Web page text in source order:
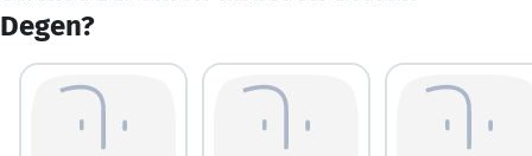
Degen?